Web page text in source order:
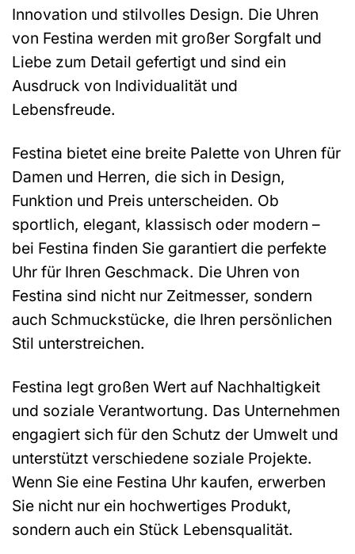
Innovation und stilvolles Design. Die Uhren
von Festina werden mit großer Sorgfalt und
Liebe zum Detail gefertigt und sind ein
Ausdruck von Individualität und
Lebensfreude.
Festina bietet eine breite Palette von Uhren für
Damen und Herren, die sich in Design,
Funktion und Preis unterscheiden. Ob
sportlich, elegant, klassisch oder modern –
bei Festina finden Sie garantiert die perfekte
Uhr für Ihren Geschmack. Die Uhren von
Festina sind nicht nur Zeitmesser, sondern
auch Schmuckstücke, die Ihren persönlichen
Stil unterstreichen.
Festina legt großen Wert auf Nachhaltigkeit
und soziale Verantwortung. Das Unternehmen
engagiert sich für den Schutz der Umwelt und
unterstützt verschiedene soziale Projekte.
Wenn Sie eine Festina Uhr kaufen, erwerben
Sie nicht nur ein hochwertiges Produkt,
sondern auch ein Stück Lebensqualität.